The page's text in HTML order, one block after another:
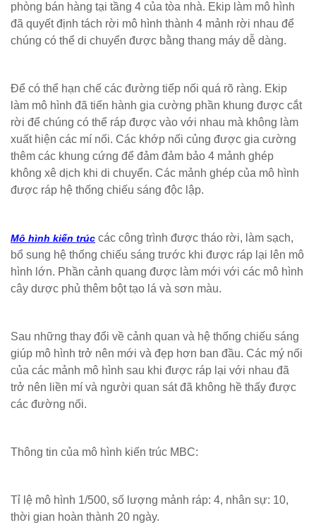
phòng bán hàng tại tầng 4 của tòa nhà. Ekip làm mô hình
đã quyết định tách rời mô hình thành 4 mảnh rời nhau để
chúng có thể di chuyển được bằng thang máy dễ dàng.
Để có thể hạn chế các đường tiếp nối quá rõ ràng. Ekip
làm mô hình đã tiến hành gia cường phần khung được cắt
rời để chúng có thể ráp được vào với nhau mà không làm
xuất hiện các mí nối. Các khớp nối củng được gia cường
thêm các khung cứng để đảm đảm bảo 4 mảnh ghép
không xê dịch khi di chuyển. Các mảnh ghép của mô hình
được ráp hệ thống chiếu sáng độc lập.
Mô hình kiến trúc các công trình được tháo rời, làm sạch,
bổ sung hệ thống chiếu sáng trước khi được ráp lại lên mô
hình lớn. Phần cảnh quang được làm mới với các mô hình
cây dược phủ thêm bột tạo lá và sơn màu.
Sau những thay đổi về cảnh quan và hệ thống chiếu sáng
giúp mô hình trở nên mới và đẹp hơn ban đầu. Các mý nối
của các mảnh mô hình sau khi được ráp lại với nhau đã
trở nên liền mí và người quan sát đã không hề thấy được
các đường nối.
Thông tin của mô hình kiến trúc MBC:
Tỉ lệ mô hình 1/500, số lượng mảnh ráp: 4, nhân sự: 10,
thời gian hoàn thành 20 ngày.